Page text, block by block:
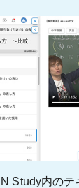
Study内のテ